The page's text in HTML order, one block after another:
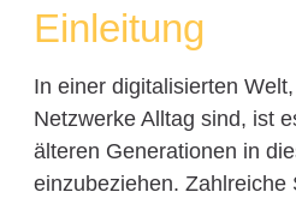
Einleitung
In einer digitalisierten
Netzwerke Alltag sind, ist
älteren Generationen in
einzubeziehen. Zahlreiche